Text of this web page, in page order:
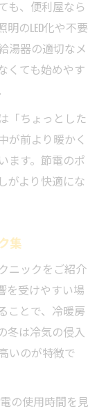
も、便利屋なら
のLED化や不要
湯器の適切なメ
くても始めやす
「ちょっとした
が前より暖かく
ます。節電のポ
がより快適にな
集
ニックをご紹介
を受けやすい場
ことで、冷暖房
冬は冷気の侵入
いのが特徴で
の使用時間を見